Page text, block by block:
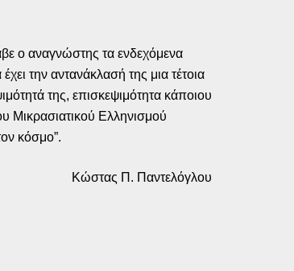
ο αναγνώστης τα ενδεχόμενα
την αντανάκλασή της μια τέτοια
της, επισκεψιμότητα κάποιου
Μικρασιατικού Ελληνισμού
κόσμο”.
Κώστας Π. Παντελόγλου